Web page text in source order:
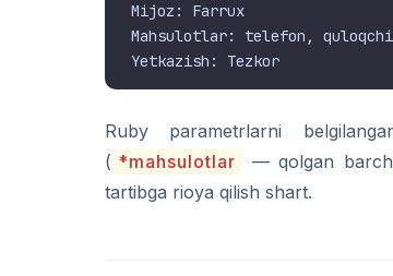
Mijoz: Farrux
Mahsulotlar: telefon,
Ruby parametrlarni
( *mahsulotlar — qolgan
tartibga rioya qilish shart.